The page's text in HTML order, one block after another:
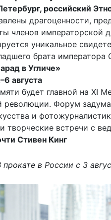
российский
драгоценности,
членов императорской
уникальное
брата императора
в Угличе»
августа
будет главной на XI
революции. Форум
и
творческие встречи с
Стивен Кинг
в России с 3